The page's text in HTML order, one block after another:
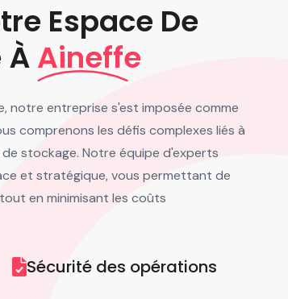
Espace De
ÀAineffe
notre entreprise s'est imposée comme
comprenons les défis complexes liés à
stockage. Notre équipe d'experts
et stratégique, vous permettant de
en minimisant les coûts
Sécurité des opérations